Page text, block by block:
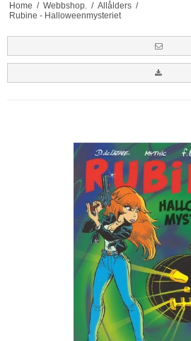
Home / Webbshop. / Allålders /
Rubine - Halloweenmysteriet